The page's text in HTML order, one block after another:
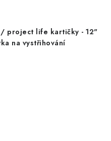
/ project life kartičky - 12"
na vystřihování